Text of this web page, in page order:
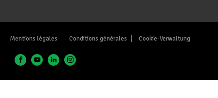
Mentions légales Conditions générales Cookie-Verwaltung